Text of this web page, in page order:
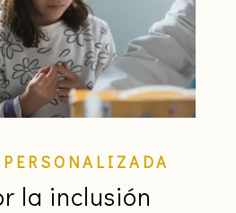
la inclusión